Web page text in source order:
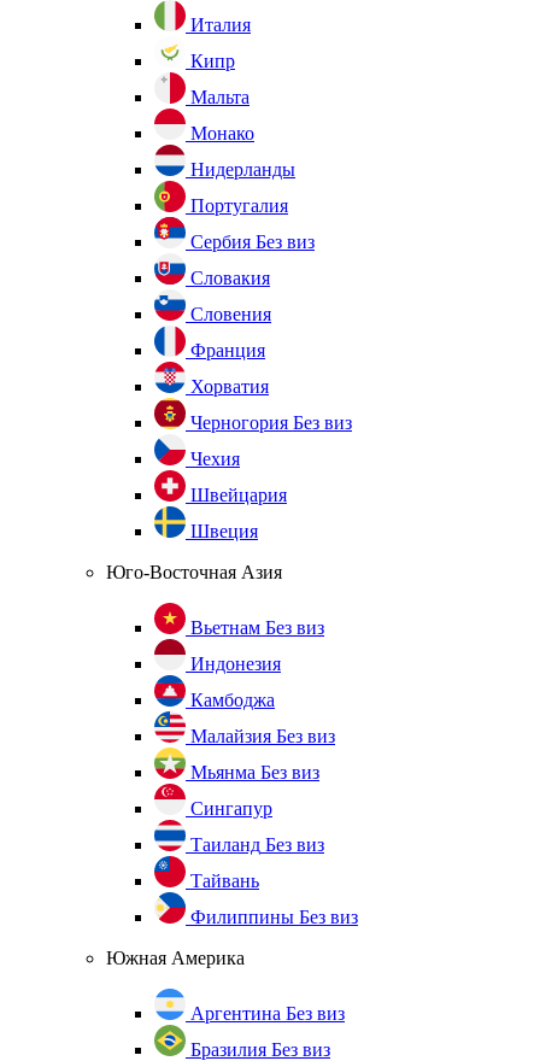
Италия
Кипр
Мальта
Монако
Нидерланды
Португалия
Сербия Без виз
Словакия
Словения
Франция
Хорватия
Черногория Без виз
Чехия
Швейцария
Швеция
Юго-Восточная Азия
Вьетнам Без виз
Индонезия
Камбоджа
Малайзия Без виз
Мьянма Без виз
Сингапур
Таиланд Без виз
Тайвань
Филиппины Без виз
Южная Америка
Аргентина Без виз
Бразилия Без виз